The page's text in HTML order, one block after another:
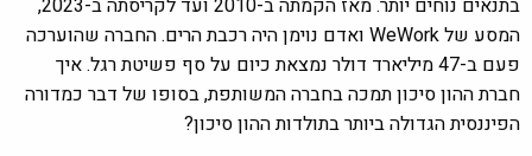
בתנאים נוחים יותר. מאז הקמתה ב-2010 ועד לקריסתה ב-2023,
המסע של WeWork ואדם נוימן היה רכבת הרים. החברה שהוערכה
פעם ב-47 מיליארד דולר נמצאת כיום על סף פשיטת רגל. איך
חברת ההון סיכון תמכה בחברה המשותפת, בסופו של דבר כמדורה
הפיננסית הגדולה ביותר בתולדות ההון סיכון?